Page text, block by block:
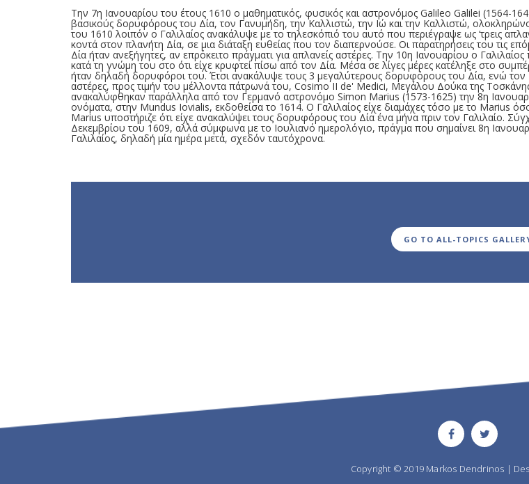
Tην 7η Ιανουαρίου του έτους 1610 ο μαθηματικός, φυσικός και αστρονόμος Galileo Galilei (1564-
βασικούς δορυφόρους του Δία, τον Γανυμήδη, την Καλλιστώ, την Ιώ και την Καλλιστώ,
του 1610 λοιπόν ο Γαλιλαίος ανακάλυψε με το τηλεσκόπιό του αυτό που περιέγραψε ως ‘τρεις
κοντά στον πλανήτη Δία, σε μια διάταξη ευθείας που τον διαπερνούσε. Οι παρατηρήσεις του τις
Δία ήταν ανεξήγητες, αν επρόκειτο πράγματι για απλανείς αστέρες. Την 10η Ιανουαρίου ο
κατά τη γνώμη του στο ότι είχε κρυφτεί πίσω από τον Δία. Μέσα σε λίγες μέρες κατέληξε στο
ήταν δηλαδή δορυφόροι του. Έτσι ανακάλυψε τους 3 μεγαλύτερους δορυφόρους του Δία, ενώ
αστέρες, προς τιμήν του μέλλοντα πάτρωνά του, Cosimo II de' Medici, Μεγάλου Δούκα της
ανακαλύφθηκαν παράλληλα από τον Γερμανό αστρονόμο Simon Marius (1573-1625) την 8η
ονόματα, στην Mundus Iovialis, εκδοθείσα το 1614. Ο Γαλιλαίος είχε διαμάχες τόσο με το Marius
Marius υποστήριζε ότι είχε ανακαλύψει τους δορυφόρους του Δία ένα μήνα πριν τον Γαλιλαίο.
Δεκεμβρίου του 1609, αλλά σύμφωνα με το Ιουλιανό ημερολόγιο, πράγμα που σημαίνει 8η
Γαλιλαίος, δηλαδή μία ημέρα μετά, σχεδόν ταυτόχρονα.
GO TO ALL-TOPICS
Copyright © 2019 Markos Dendrinos |